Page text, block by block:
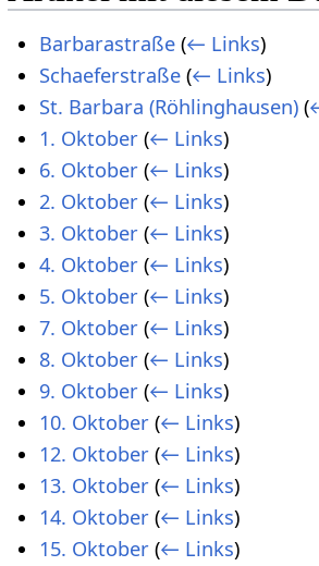
Barbarastraße (← Links)
Schaeferstraße (← Links)
St. Barbara (Röhlinghausen) (
1. Oktober (← Links)
6. Oktober (← Links)
2. Oktober (← Links)
3. Oktober (← Links)
4. Oktober (← Links)
5. Oktober (← Links)
7. Oktober (← Links)
8. Oktober (← Links)
9. Oktober (← Links)
10. Oktober (← Links)
12. Oktober (← Links)
13. Oktober (← Links)
14. Oktober (← Links)
15. Oktober (← Links)